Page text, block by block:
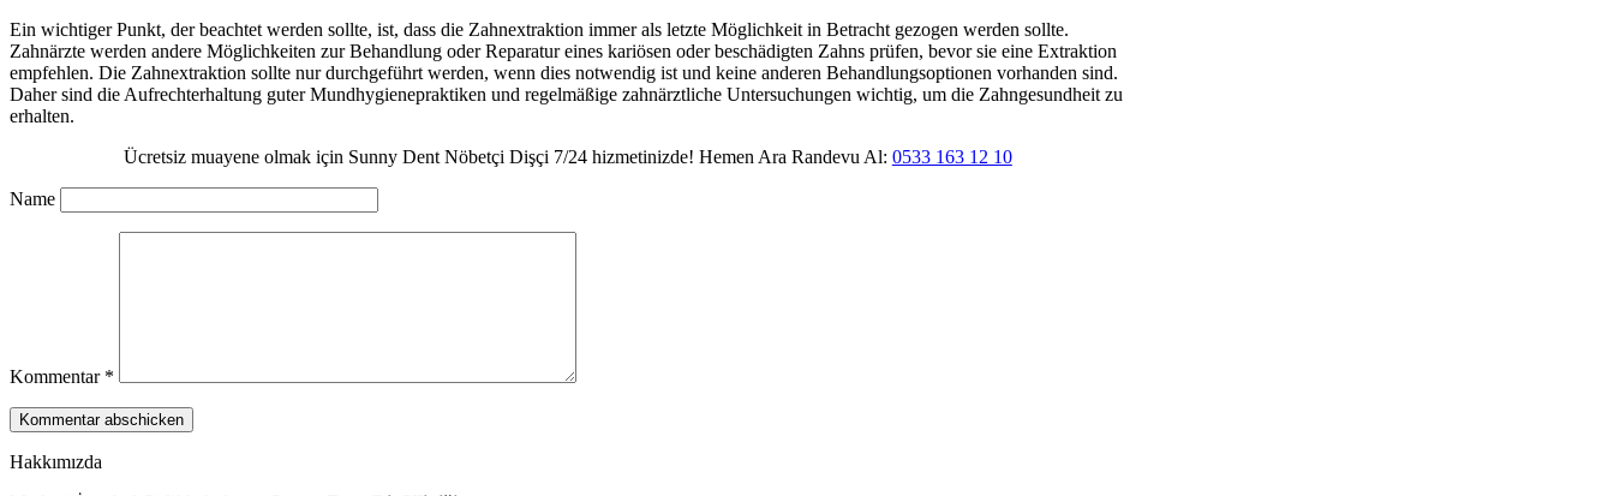
Ein wichtiger Punkt, der beachtet werden sollte, ist, dass die Zahnextraktion immer als letzte Möglichkeit in Betracht gezogen werden sollte.
Zahnärzte werden andere Möglichkeiten zur Behandlung oder Reparatur eines kariösen oder beschädigten Zahns prüfen, bevor sie eine Extraktion
empfehlen. Die Zahnextraktion sollte nur durchgeführt werden, wenn dies notwendig ist und keine anderen Behandlungsoptionen vorhanden sind.
Daher sind die Aufrechterhaltung guter Mundhygienepraktiken und regelmäßige zahnärztliche Untersuchungen wichtig, um die Zahngesundheit zu
erhalten.
Ücretsiz muayene olmak için Sunny Dent Nöbetçi Dişçi 7/24 hizmetinizde! Hemen Ara Randevu Al: 0533 163 12 10
Name
Kommentar *
Hakkımızda